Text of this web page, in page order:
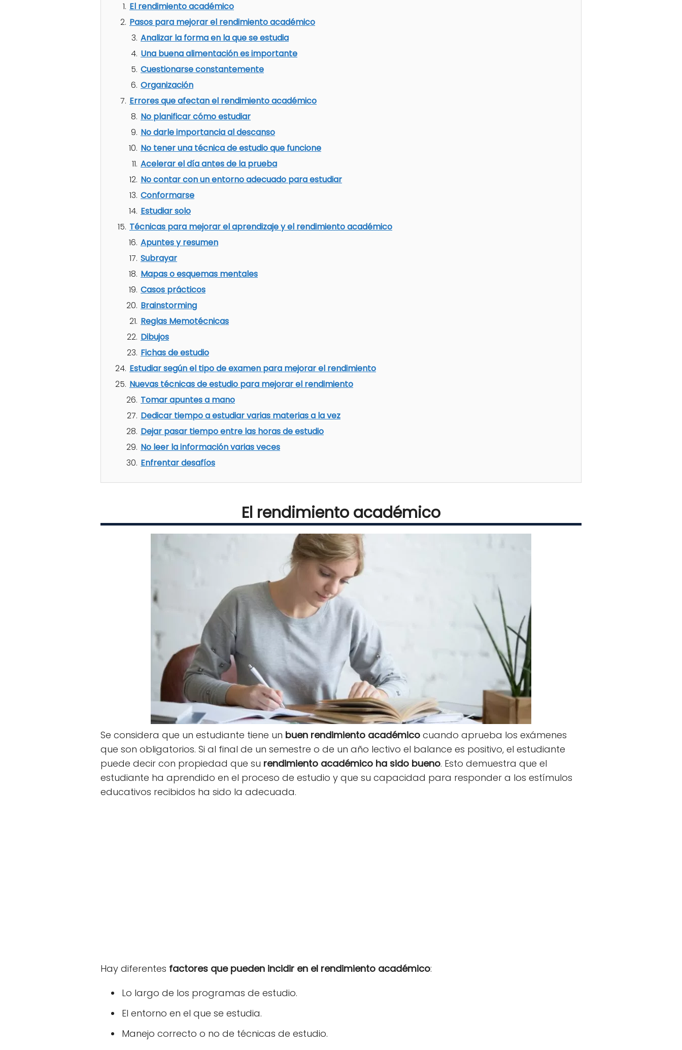
El rendimiento académico
Pasos para mejorar el rendimiento académico
Analizar la forma en la que se estudia
Una buena alimentación es importante
Cuestionarse constantemente
Organización
Errores que afectan el rendimiento académico
No planificar cómo estudiar
No darle importancia al descanso
No tener una técnica de estudio que funcione
Acelerar el día antes de la prueba
No contar con un entorno adecuado para estudiar
Conformarse
Estudiar solo
Técnicas para mejorar el aprendizaje y el rendimiento académico
Apuntes y resumen
Subrayar
Mapas o esquemas mentales
Casos prácticos
Brainstorming
Reglas Memotécnicas
Dibujos
Fichas de estudio
Estudiar según el tipo de examen para mejorar el rendimiento
Nuevas técnicas de estudio para mejorar el rendimiento
Tomar apuntes a mano
Dedicar tiempo a estudiar varias materias a la vez
Dejar pasar tiempo entre las horas de estudio
No leer la información varias veces
Enfrentar desafíos
El rendimiento académico
Se considera que un estudiante tiene un buen rendimiento académico cuando aprueba los exámenes
que son obligatorios. Si al final de un semestre o de un año lectivo el balance es positivo, el estudiante
puede decir con propiedad que su rendimiento académico ha sido bueno. Esto demuestra que el
estudiante ha aprendido en el proceso de estudio y que su capacidad para responder a los estímulos
educativos recibidos ha sido la adecuada.
Hay diferentes factores que pueden incidir en el rendimiento académico:
Lo largo de los programas de estudio.
El entorno en el que se estudia.
Manejo correcto o no de técnicas de estudio.